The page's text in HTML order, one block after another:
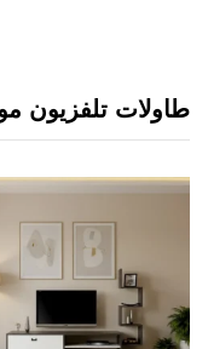
طاولات تلفزيون